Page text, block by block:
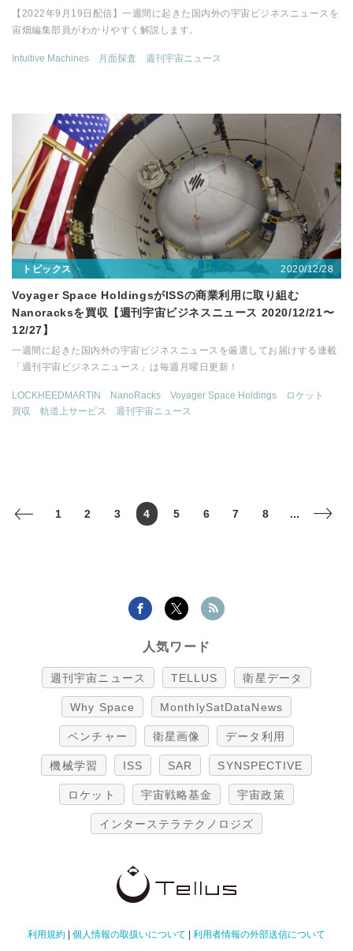
【2022年9月19日配信】一週間に起きた国内外の宇宙ビジネスニュースを
宙畑編集部員がわかりやすく解説します。
Intuitive Machines 月面探査 週刊宇宙ニュース
トピックス 2020/12/28
Voyager Space HoldingsがISSの商業利用に取り組む
Nanoracksを買収【週刊宇宙ビジネスニュース 2020/12/21〜
12/27】
一週間に起きた国内外の宇宙ビジネスニュースを厳選してお届けする連載
「週刊宇宙ビジネスニュース」は毎週月曜日更新！
LOCKHEEDMARTIN NanoRacks Voyager Space Holdings
ロケット
買収
軌道上サービス 週刊宇宙ニュース
1 2 3 4 5 6 7 8 ... >
人気ワード
週刊宇宙ニュース TELLUS 衛星データ
Why Space MonthlySatDataNews
ベンチャー 衛星画像 データ利用
機械学習 ISS SAR SYNSPECTIVE
ロケット 宇宙戦略基金 宇宙政策
インターステラテクノロジズ
利用規約 個人情報の取扱いについて 利用者情報の外部送信について